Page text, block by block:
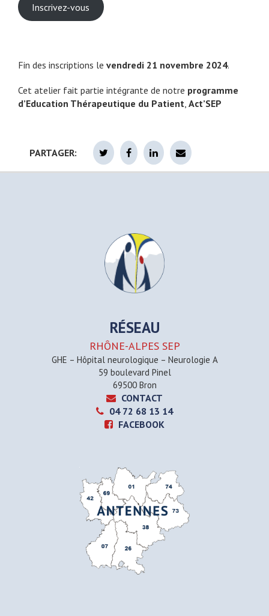
Inscrivez-vous
Fin des inscriptions le vendredi 21 novembre 2024.
Cet atelier fait partie intégrante de notre programme
d’Education Thérapeutique du Patient, Act’SEP
PARTAGER:
RÉSEAU
RHÔNE-ALPES SEP
GHE – Hôpital neurologique – Neurologie A
59 boulevard Pinel
69500 Bron
CONTACT
04 72 68 13 14
FACEBOOK